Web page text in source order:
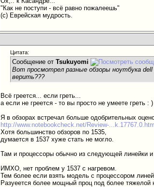
"Как не поступи - всё равно пожалеешь"
(с) Еврейская мудрость.
Цитата:
Сообщение отTsukuyomi
Вот просмотрел разные обзоры ноутбука
верить???
Всё греется... если греть...
а если не греется - то вы просто не умеете греть : )
Я в обзорах встречал больше одобрительных
http://www.notebookcheck.net/Review-...k.17767.0.html
Хотя большинство обзоров по 1535,
думается в 1537 хуже стать не могло.
Там и процессоры обычно из следующей линейки
ИМХО, нет проблем у 1537 с нагревом.
Тем более если взять модель с процессором
Разуеется более мощный проц под более тяжелой